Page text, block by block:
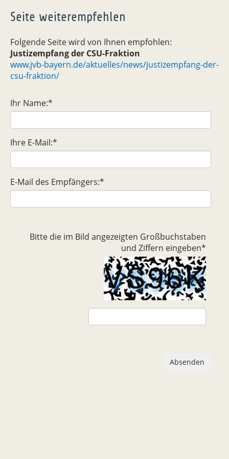
Seite weiterempfehlen
Folgende Seite wird von Ihnen empfohlen:
Justizempfang der CSU-Fraktion
www.jvb-bayern.de/aktuelles/news/justizempfang-der-
csu-fraktion/
Ihr Name:*
Ihre E-Mail:*
E-Mail des Empfängers:*
Bitte die im Bild angezeigten Großbuchstaben
und Ziffern eingeben*
Absenden